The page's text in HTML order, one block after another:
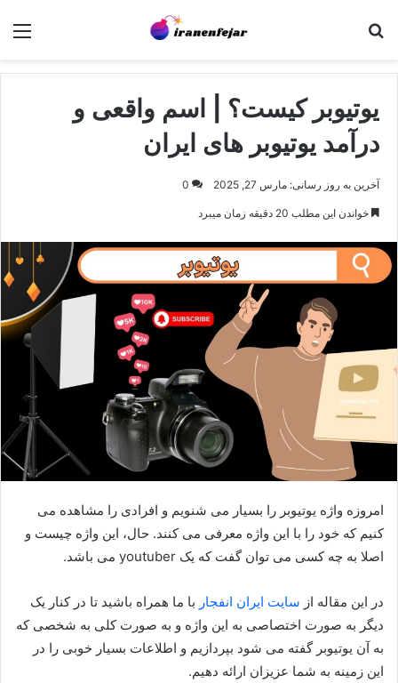
یوتیوبر کیست؟ | اسم واقعی و
درآمد یوتیوبر های ایران
آخرین به روز رسانی: مارس 27, 2025 0
خواندن این مطلب 20 دقیقه زمان میبرد
امروزه واژه یوتیوبر را بسیار می شنویم و افرادی را مشاهده می
کنیم که خود را با این واژه معرفی می کنند. حال، این واژه چیست و
اصلا به چه کسی می توان گفت که یک youtuber می باشد.
در این مقاله از سایت ایران انفجار با ما همراه باشید تا در کنار یک
دیگر به صورت اختصاصی به این واژه و به صورت کلی به شخصی که
به آن یوتیوبر گفته می شود بپردازیم و اطلاعات بسیار خوبی را در
این زمینه به شما عزیزان ارائه دهیم.